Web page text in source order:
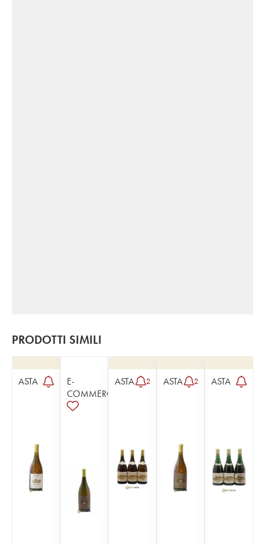
PRODOTTI SIMILI
ASTA
E-
COMMERCE
ASTA 2 ASTA 2 ASTA